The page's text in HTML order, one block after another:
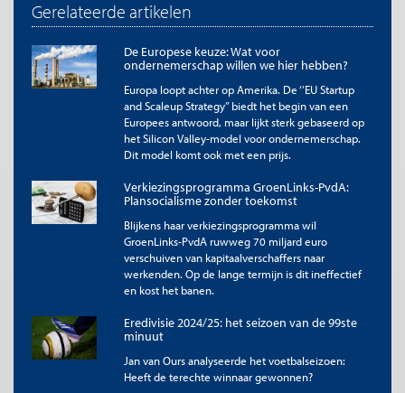
Effecten bij clubs die het profvoetbal moesten
verlaten
Met het voorstel kan, indien een profclub failliet is gegaan, een
nieuw opgerichte doorstartclub na drie seizoenen met op het
veld verdiende promotie, dus wellicht in vier of vijf jaar, op het
oude niveau terugkeren. De doorstartclub heeft immers geen
schulden meer, maar wel veel supporters en daardoor meer
inkomsten dan andere clubs in lagere divisies. Daarbij kan het
zou het helpen om supporters veel zeggenschap te geven
(Hilboesen, 2025). Zo bezien is het, voor bijvoorbeeld een na
een eventueel faillissement van Vitesse opgerichte Arnhemse
doorstartclub, niet onhaalbaar om binnen zes jaar Eredivisie te
Het voorstel heeft ook voordelen in situaties
waarin een profclub (alleen maar) gevaar
loopt failliet te gaan. In zo’n situatie staat de
lokale overheid al gauw onder druk om
financiële steun te geven.
Gerelateerde artikelen
De Europese keuze: Wat voor
ondernemerschap willen we hier hebben?
Europa loopt achter op Amerika. De ‘’EU Startup
and Scaleup Strategy’’ biedt het begin van een
Europees antwoord, maar lijkt sterk gebaseerd op
het Silicon Valley-model voor ondernemerschap.
Dit model komt ook met een prijs.
Verkiezingsprogramma GroenLinks-PvdA:
Plansocialisme zonder toekomst
Blijkens haar verkiezingsprogramma wil
GroenLinks-PvdA ruwweg 70 miljard euro
verschuiven van kapitaalverschaffers naar
werkenden. Op de lange termijn is dit ineffectief
en kost het banen.
Eredivisie 2024/25: het seizoen van de 99ste
minuut
Jan van Ours analyseerde het voetbalseizoen:
Heeft de terechte winnaar gewonnen?